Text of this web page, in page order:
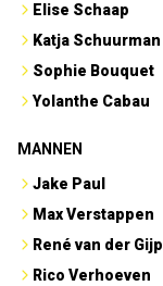
Elise Schaap
Katja Schuurman
Sophie Bouquet
Yolanthe Cabau
MANNEN
Jake Paul
Max Verstappen
René van der Gijp
Rico Verhoeven